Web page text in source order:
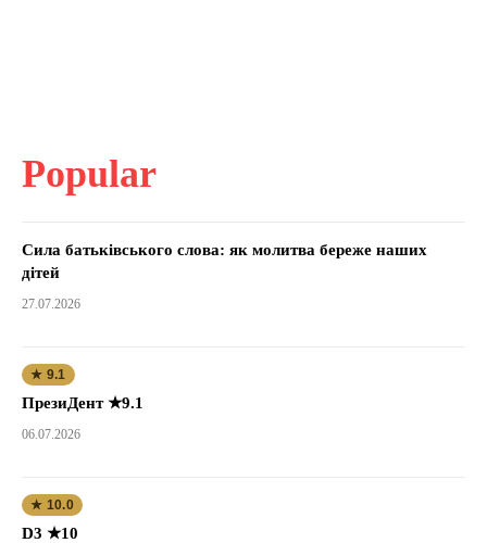
Popular
Сила батьківського слова: як молитва береже наших
дітей
27.07.2026
★ 9.1
ПрезиДент ★9.1
06.07.2026
★ 10.0
D3 ★10